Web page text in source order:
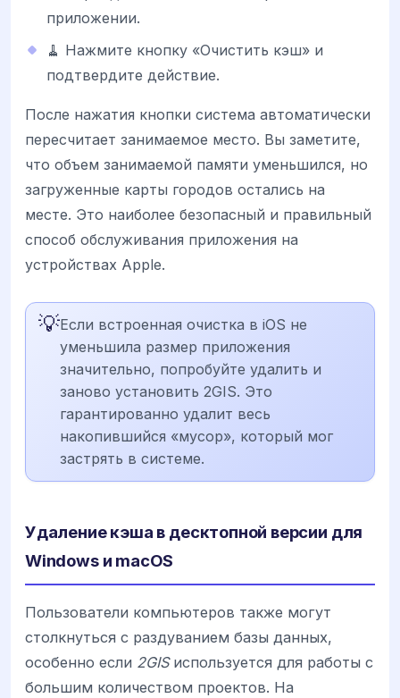
приложении.
🧹 Нажмите кнопку «Очистить кэш» и
подтвердите действие.
После нажатия кнопки система автоматически
пересчитает занимаемое место. Вы заметите,
что объем занимаемой памяти уменьшился, но
загруженные карты городов остались на
месте. Это наиболее безопасный и правильный
способ обслуживания приложения на
устройствах Apple.
💡Если встроенная очистка в iOS не
уменьшила размер приложения
значительно, попробуйте удалить и
заново установить 2GIS. Это
гарантированно удалит весь
накопившийся «мусор», который мог
застрять в системе.
Удаление кэша в десктопной версии для
Windows и macOS
Пользователи компьютеров также могут
столкнуться с раздуванием базы данных,
особенно если 2GISиспользуется для работы с
большим количеством проектов. На